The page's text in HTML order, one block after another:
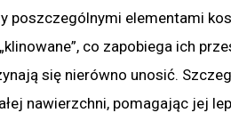
poszczególnymi elementami
co zapobiega ich
się nierówno unosić.
nawierzchni, pomagając jej